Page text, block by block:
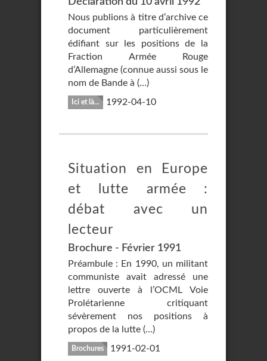
Nous publions à titre d’archive ce
document particulièrement
édifiant sur les positions de la
Fraction Armée Rouge
d’Allemagne (connue aussi sous le
nom de Bande à (…)
Ici et là... 1992-04-10
Situation en Europe
et lutte armée :
débat avec un
lecteur
Brochure - Février 1991
Préambule : En 1990, un militant
communiste avait adressé une
lettre ouverte à l’OCML Voie
Prolétarienne critiquant
sévèrement nos positions à
propos de la lutte (…)
Brochures 1991-02-01